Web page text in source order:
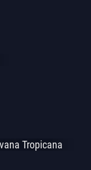
Tropicana